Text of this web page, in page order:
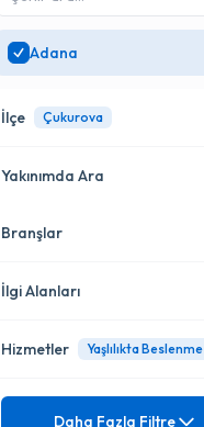
Adana
İlçe Çukurova
Çukurova
Yakınımda Ara
Konumuma yakın uzmanları
Branşlar
Diyetisyen
İlgi Alanları
Ağırlık Yönetimi
Hizmetler Yaşlılıkta Beslenme
Mezuniyet
Daha Fazla Filtre